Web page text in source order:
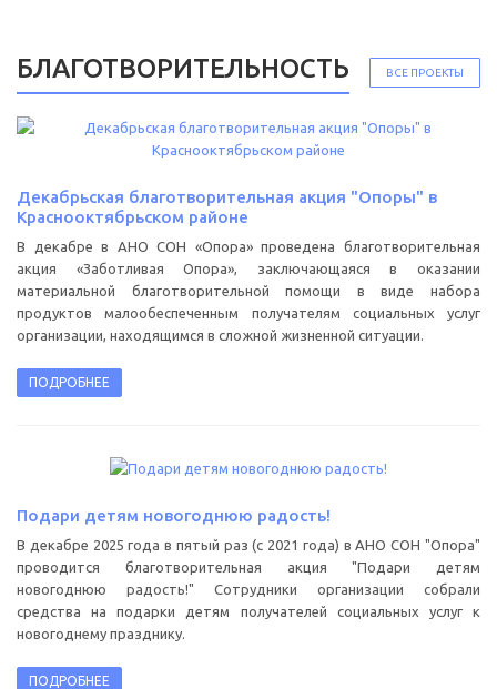
ВСЕ ПРОЕКТЫ
БЛАГОТВОРИТЕЛЬНОСТЬ
Декабрьская благотворительная акция "Опоры" в
Краснооктябрьском районе
В декабре в АНО СОН «Опора» проведена благотворительная
акция «Заботливая Опора», заключающаяся в оказании
материальной благотворительной помощи в виде набора
продуктов малообеспеченным получателям социальных услуг
организации, находящимся в сложной жизненной ситуации.
ПОДРОБНЕЕ
Подари детям новогоднюю радость!
В декабре 2025 года в пятый раз (с 2021 года) в АНО СОН "Опора"
проводится благотворительная акция "Подари детям
новогоднюю радость!" Сотрудники организации собрали
средства на подарки детям получателей социальных услуг к
новогоднему празднику.
ПОДРОБНЕЕ